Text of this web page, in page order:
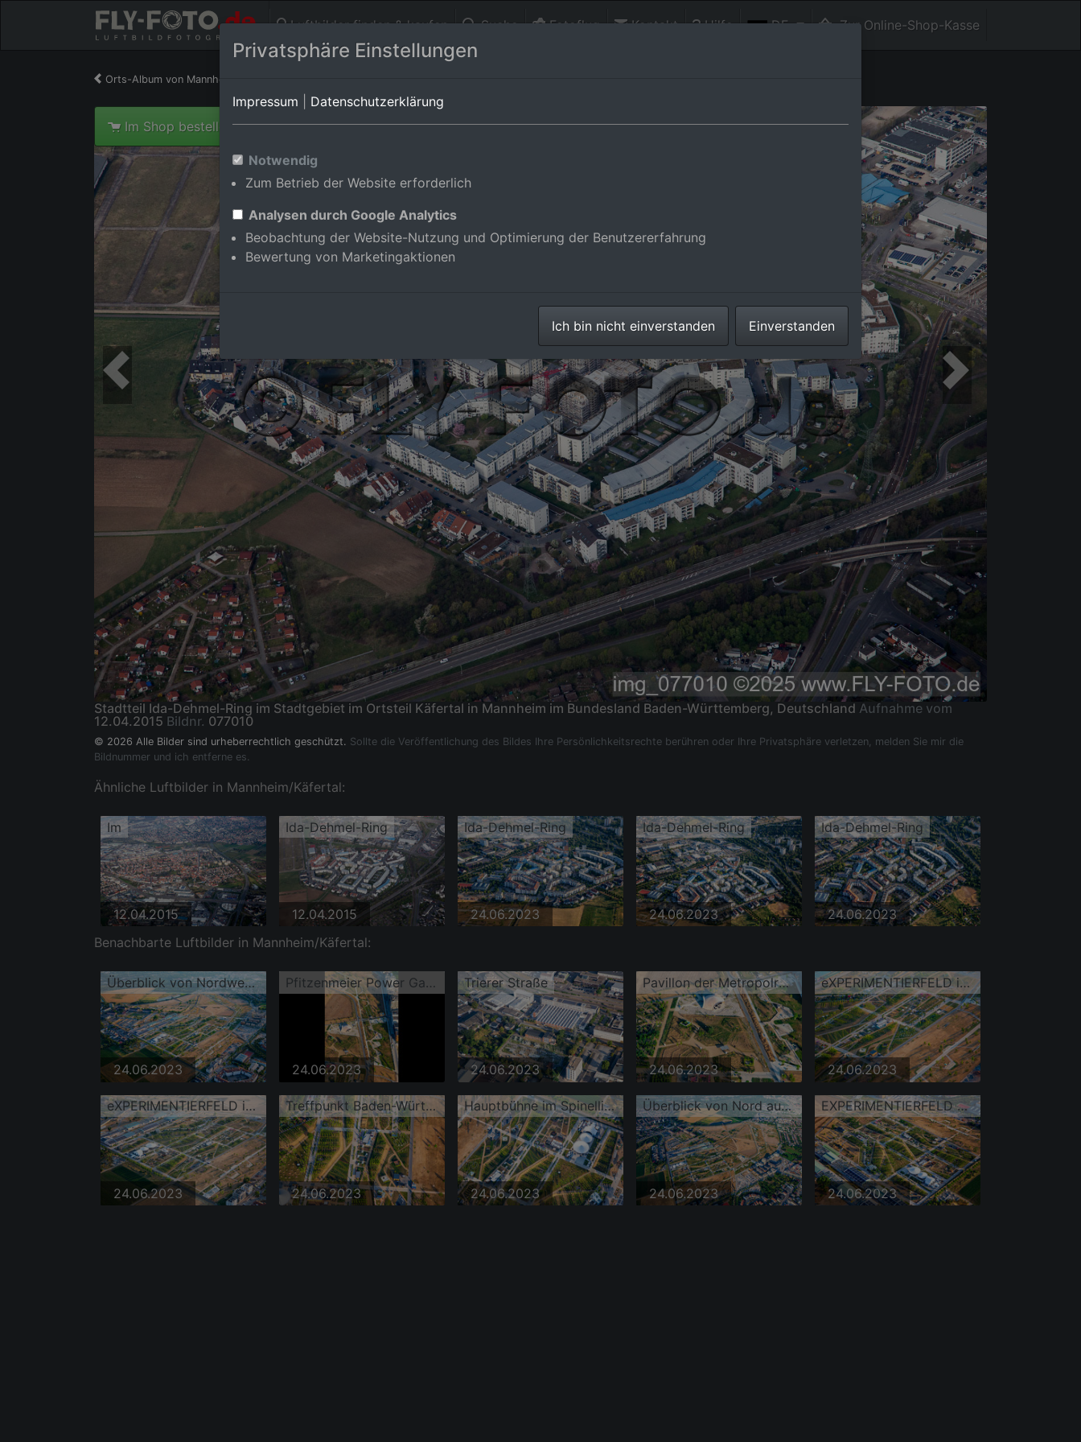
Luftbilder finden & kaufen Suche Fotoflug Kontakt Hilfe DE Zur Online-Shop-Kasse
Orts-Album von Mannheim/Käfertal
Im Shop bestellen
Stadtteil Ida-Dehmel-Ring im Stadtgebiet im Ortsteil Käfertal in Mannheim im Bundesland Baden-Württemberg, Deutschland Aufnahme vom
12.04.2015 Bildnr. 077010
© 2026 Alle Bilder sind urheberrechtlich geschützt. Sollte die Veröffentlichung des Bildes Ihre Persönlichkeitsrechte berühren oder Ihre Privatsphäre verletzen, melden Sie mir die
Bildnummer und ich entferne es.
Ähnliche Luftbilder in Mannheim/Käfertal:
Im
12.04.2015
Ida-Dehmel-Ring
12.04.2015
Ida-Dehmel-Ring
24.06.2023
Ida-Dehmel-Ring
24.06.2023
Ida-Dehmel-Ring
24.06.2023
Benachbarte Luftbilder in Mannheim/Käfertal:
Überblick von Nordwest auf Spinelli-Park der Bundesgartenschau Mannheim BUGA 2023
24.06.2023
Pfitzenmeier Power Garden im Spinelli-Park der Bundesgartenschau Mannheim BUGA 2023 https://www.buga23.de
24.06.2023
Trierer Straße
24.06.2023
Pavillon der Metropolregion Rhein-Neckar und Bionischer Holzpavillonauf im Spinelli-Park der Bundesgartenschau Mannheim BUGA 2023 https://www.buga23.de
24.06.2023
eXPERIMENTIERFELD im Spinelli-Park der Bundesgartenschau Mannheim BUGA 2023
24.06.2023
eXPERIMENTIERFELD im Spinelli-Park der Bundesgartenschau Mannheim BUGA 2023
24.06.2023
Treffpunkt Baden-Württemberg im Spinelli-Park der Bundesgartenschau Mannheim BUGA 2023 https://www.buga23.de
24.06.2023
Hauptbühne im Spinelli-Park der Bundesgartenschau Mannheim BUGA 2023 https://www.buga23.de
24.06.2023
Überblick von Nord auf Spinelli-Park der Bundesgartenschau Mannheim BUGA 2023
24.06.2023
EXPERIMENTIERFELD auf dem Spinelli-Park der Bundesgartenschau Mannheim BUGA 2023 https://www.buga23.de
24.06.2023
Privatsphäre Einstellungen
Impressum Datenschutzerklärung
Notwendig
Zum Betrieb der Website erforderlich
Analysen durch Google Analytics
Beobachtung der Website-Nutzung und Optimierung der Benutzererfahrung
Bewertung von Marketingaktionen
Ich bin nicht einverstanden Einverstanden